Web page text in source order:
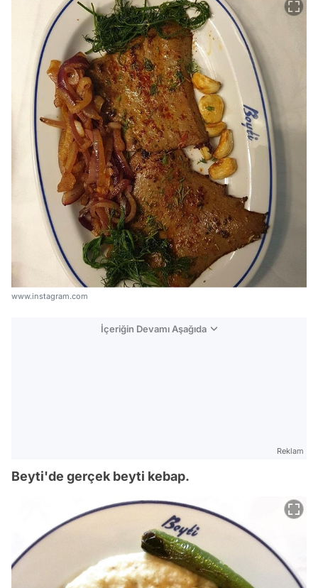
www.instagram.com
İçeriğin Devamı Aşağıda
Reklam
Beyti'de gerçek beyti kebap.